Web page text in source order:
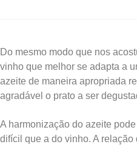
Do mesmo modo que nos
vinho que melhor se adapta a
azeite de maneira apropriada
agradável o prato a ser
A harmonização do azeite
difícil que a do vinho. A relação